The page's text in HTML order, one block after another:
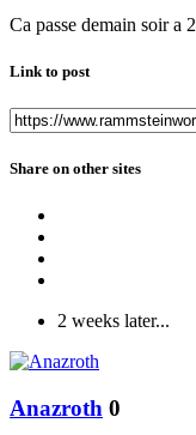
Ca passe demain soir a
Link to post
Share on other sites
2 weeks later...
Anazroth 0